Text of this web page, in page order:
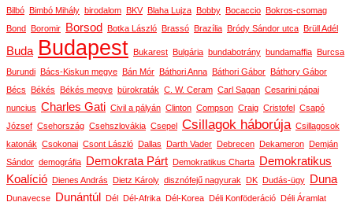
Bilbó
Bimbó Mihály birodalom BKV Blaha Lujza Bobby Bocaccio
Bokros-csomag
Bond
Boromir Borsod Botka László Brassó Brazília Bródy Sándor utca Brüll Adél
Buda Budapest Bukarest Bulgária bundabotrány bundamaffia Burcsa
Burundi Bács-Kiskun megye Bán Mór Báthori Anna Báthori Gábor
Báthory Gábor
Bécs
Békés Békés megye bürokraták C. W. Ceram Carl Sagan Cesarini pápai
nuncius Charles Gati Civil a pályán Clinton Compson Craig Cristofel
Csapó
József Csehország Csehszlovákia Csepel Csillagok háborúja Csillagosok
katonák Csokonai Csont László Dallas Darth Vader Debrecen Dekameron
Demján
Sándor demográfia Demokrata Párt Demokratikus Charta
Demokratikus
Koalíció
Dienes András Dietz Károly disznófejű nagyurak DK Dudás-ügy Duna
Dunavecse Dunántúl Dél Dél-Afrika Dél-Korea Déli Konföderáció Déli Áramlat